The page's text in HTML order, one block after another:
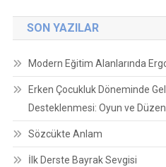
SON YAZILAR
Modern Eğitim Alanlarında
Erken Çocukluk Döneminde
Desteklenmesi: Oyun ve Düzen
Sözcükte Anlam
İlk Derste Bayrak Sevgisi